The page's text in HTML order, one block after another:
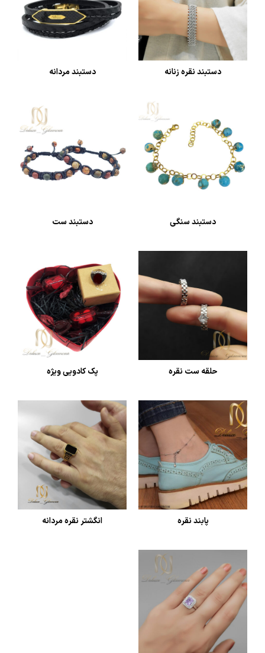
دستبند نقره زنانه دستبند مردانه
دستبند سنگی دستبند ست
حلقه ست نقره پک کادویی ویژه
پابند نقره انگشتر نقره مردانه